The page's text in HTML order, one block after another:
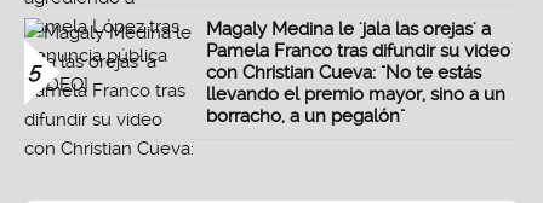
5
Magaly Medina le 'jala las orejas' a
Pamela Franco tras difundir su video
con Christian Cueva: "No te estás
llevando el premio mayor, sino a un
borracho, a un pegalón"